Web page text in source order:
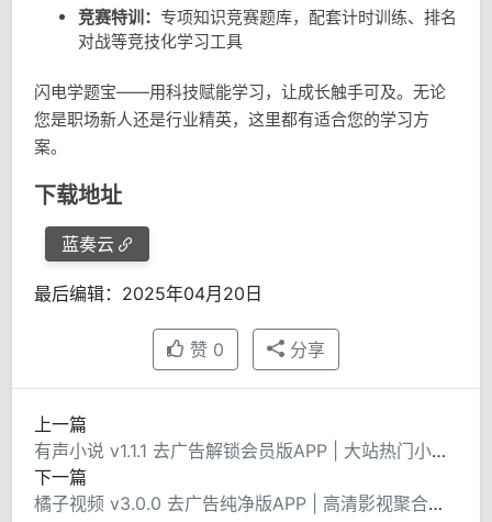
竞赛特训： 专项知识竞赛题库，配套计时训练、排名
对战等竞技化学习工具
闪电学题宝——用科技赋能学习，让成长触手可及。无论
您是职场新人还是行业精英，这里都有适合您的学习方
案。
下载地址
蓝奏云
最后编辑：2025年04月20日
赞 0 分享
上一篇
有声小说 v1.1.1 去广告解锁会员版APP | 大站热门小说免费听
下一篇
橘子视频 v3.0.0 去广告纯净版APP | 高清影视聚合平台